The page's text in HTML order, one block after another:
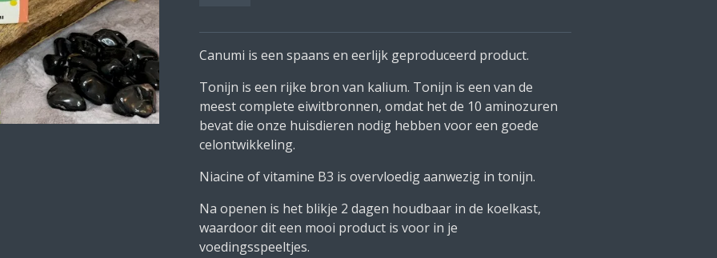
Canumi is een spaans en eerlijk geproduceerd product.
Tonijn is een rijke bron van kalium. Tonijn is een van de
meest complete eiwitbronnen, omdat het de 10 aminozuren
bevat die onze huisdieren nodig hebben voor een goede
celontwikkeling.
Niacine of vitamine B3 is overvloedig aanwezig in tonijn.
Na openen is het blikje 2 dagen houdbaar in de koelkast,
waardoor dit een mooi product is voor in je
voedingsspeeltjes.